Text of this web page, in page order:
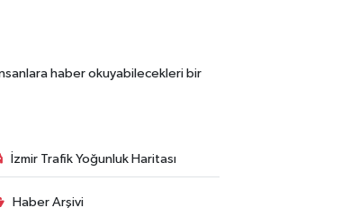
haber okuyabilecekleri bir
İzmir Trafik Yoğunluk Haritası
Haber Arşivi